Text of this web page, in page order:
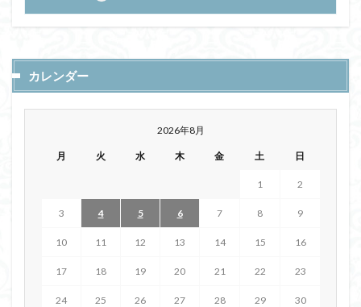
カレンダー
2026年8月
月 火 水 木 金 土 日
1 2
3 4 5 6 7 8 9
10 11 12 13 14 15 16
17 18 19 20 21 22 23
24 25 26 27 28 29 30